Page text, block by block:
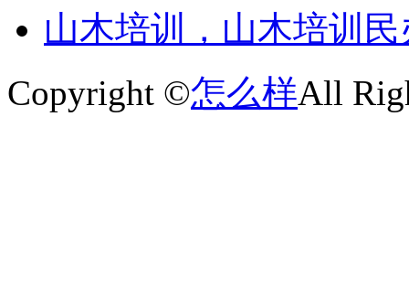
山木培训，山木培训
Copyright ©怎么样All